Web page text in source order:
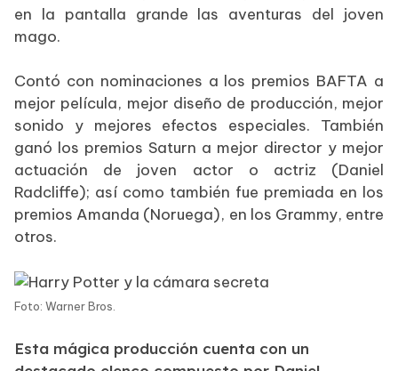
en la pantalla grande las aventuras del joven
mago.
Contó con nominaciones a los premios BAFTA a
mejor película, mejor diseño de producción, mejor
sonido y mejores efectos especiales. También
ganó los premios Saturn a mejor director y mejor
actuación de joven actor o actriz (Daniel
Radcliffe); así como también fue premiada en los
premios Amanda (Noruega), en los Grammy, entre
otros.
Foto: Warner Bros.
Esta mágica producción cuenta con un